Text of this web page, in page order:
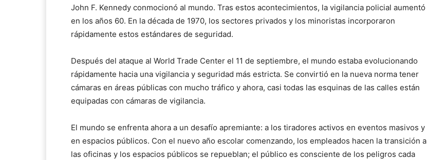
John F. Kennedy conmocionó al mundo. Tras estos acontecimientos, la vigilancia policial aumentó
en los años 60. En la década de 1970, los sectores privados y los minoristas incorporaron
rápidamente estos estándares de seguridad.
Después del ataque al World Trade Center el 11 de septiembre, el mundo estaba evolucionando
rápidamente hacia una vigilancia y seguridad más estricta. Se convirtió en la nueva norma tener
cámaras en áreas públicas con mucho tráfico y ahora, casi todas las esquinas de las calles están
equipadas con cámaras de vigilancia.
El mundo se enfrenta ahora a un desafío apremiante: a los tiradores activos en eventos masivos y
en espacios públicos. Con el nuevo año escolar comenzando, los empleados hacen la transición a
las oficinas y los espacios públicos se repueblan; el público es consciente de los peligros cada